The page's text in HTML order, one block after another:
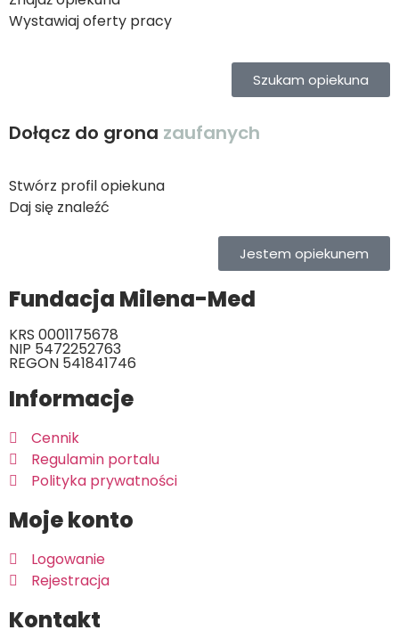
Wystawiaj oferty pracy
Szukam opiekuna
Dołącz do grona zaufanych
Stwórz profil opiekuna
Daj się znaleźć
Jestem opiekunem
Fundacja Milena-Med
KRS 0001175678
NIP 5472252763
REGON 541841746
Informacje
Cennik
Regulamin portalu
Polityka prywatności
Moje konto
Logowanie
Rejestracja
Kontakt